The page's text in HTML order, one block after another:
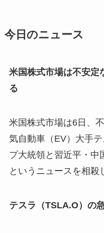
今日のニュース
米国株式市場は不安定
る
米国株式市場は6日、
気自動車（EV）大手
プ大統領と習近平・中
というニュースを相殺
テスラ（TSLA.O）の